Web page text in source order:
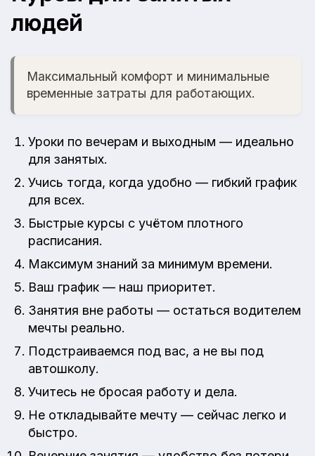
людей
Максимальный комфорт и минимальные
временные затраты для работающих.
Уроки по вечерам и выходным — идеально
для занятых.
Учись тогда, когда удобно — гибкий график
для всех.
Быстрые курсы с учётом плотного
расписания.
Максимум знаний за минимум времени.
Ваш график — наш приоритет.
Занятия вне работы — остаться водителем
мечты реально.
Подстраиваемся под вас, а не вы под
автошколу.
Учитесь не бросая работу и дела.
Не откладывайте мечту — сейчас легко и
быстро.